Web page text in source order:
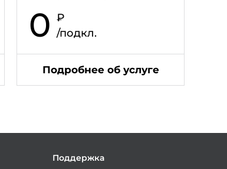
0 ₽
/подкл.
Подробнее об услуге
Поддержка